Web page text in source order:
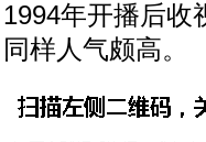
年开播后收
样人气颇高。